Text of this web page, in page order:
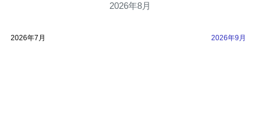
2026年8月
2026年7月 2026年9月